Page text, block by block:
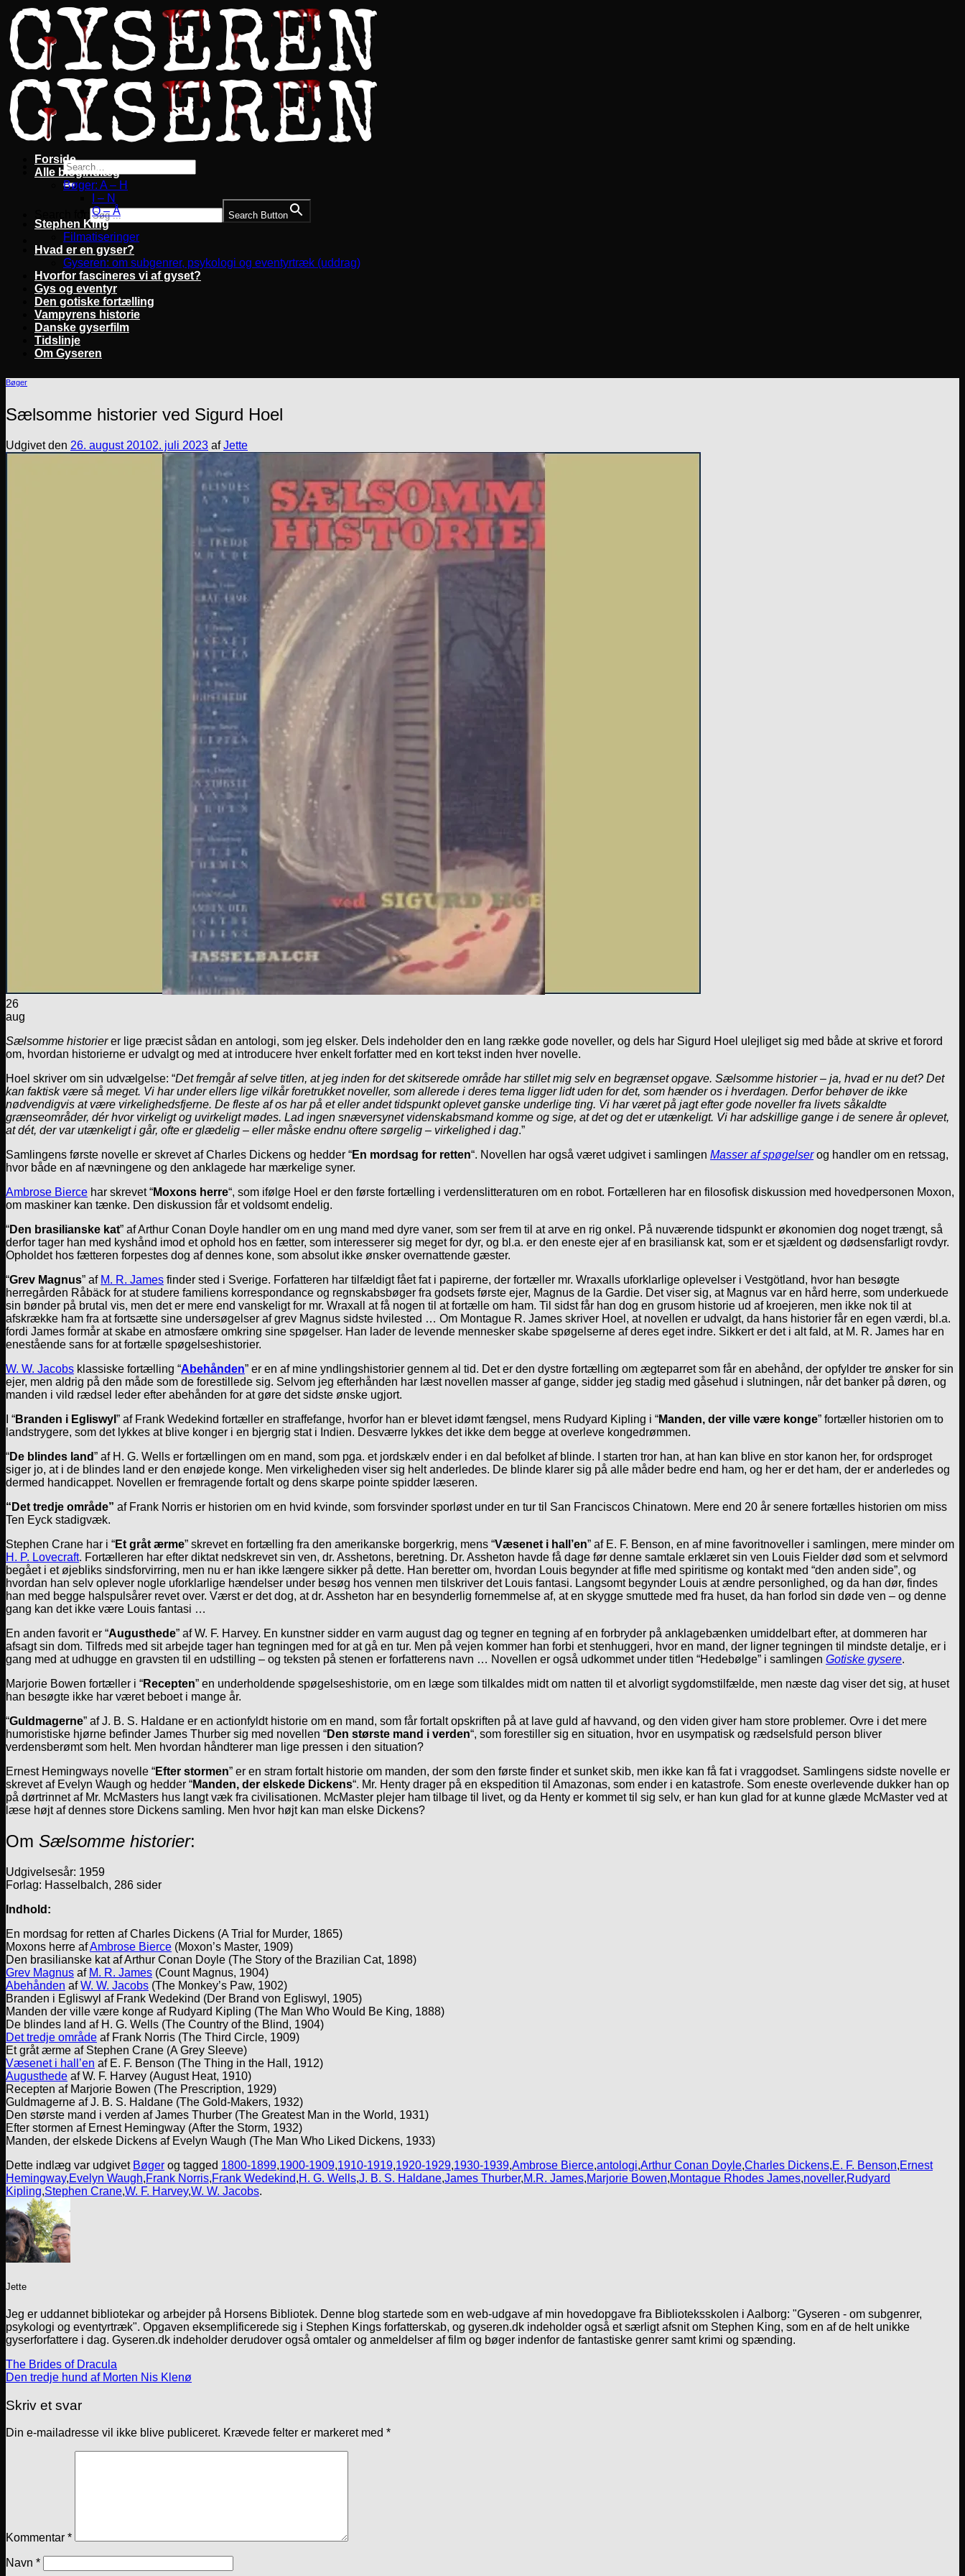
Fortsæt
til
indhold
Search Button
Forside
Alle blogindlæg
Bøger: A – H
I – N
O – Å
Stephen King
Filmatiseringer
Hvad er en gyser?
Gyseren: om subgenrer, psykologi og eventyrtræk (uddrag)
Hvorfor fascineres vi af gyset?
Gys og eventyr
Den gotiske fortælling
Vampyrens historie
Danske gyserfilm
Tidslinje
Om Gyseren
Bøger
Sælsomme historier ved Sigurd Hoel
Udgivet den 26. august 20102. juli 2023 afJette
26
aug
Sælsomme historierer lige præcist sådan en antologi, som jeg elsker. Dels indeholder den en lang række gode noveller, og dels har Sigurd Hoel ulejliget sig med både at skrive et forord
om, hvordan historierne er udvalgt og med at introducere hver enkelt forfatter med en kort tekst inden hver novelle.
Hoel skriver om sin udvælgelse: “Det fremgår af selve titlen, at jeg inden for det skitserede område har stillet mig selv en begrænset opgave. Sælsomme historier – ja, hvad er nu det? Det
kan faktisk være så meget. Vi har under ellers lige vilkår foretrukket noveller, som allerede i deres tema ligger lidt uden for det, som hænder os i hverdagen. Derfor behøver de ikke
nødvendigvis at være virkelighedsfjerne. De fleste af os har på et eller andet tidspunkt oplevet ganske underlige ting. Vi har været på jagt efter gode noveller fra livets såkaldte
grænseområder, dér hvor virkeligt og uvirkeligt mødes. Lad ingen snæversynet videnskabsmand komme og sige, at det og det er utænkeligt. Vi har adskillige gange i de senere år oplevet,
at dét, der var utænkeligt i går, ofte er glædelig – eller måske endnu oftere sørgelig – virkelighed i dag.”
Samlingens første novelle er skrevet af Charles Dickens og hedder “En mordsag for retten“. Novellen har også været udgivet i samlingen Masser af spøgelserog handler om en retssag,
hvor både en af nævningene og den anklagede har mærkelige syner.
Ambrose Bierce har skrevet “Moxons herre“, som ifølge Hoel er den første fortælling i verdenslitteraturen om en robot. Fortælleren har en filosofisk diskussion med hovedpersonen Moxon,
om maskiner kan tænke. Den diskussion får et voldsomt endelig.
“Den brasilianske kat” af Arthur Conan Doyle handler om en ung mand med dyre vaner, som ser frem til at arve en rig onkel. På nuværende tidspunkt er økonomien dog noget trængt, så
derfor tager han med kyshånd imod et ophold hos en fætter, som interesserer sig meget for dyr, og bl.a. er den eneste ejer af en brasiliansk kat, som er et sjældent og dødsensfarligt rovdyr.
Opholdet hos fætteren forpestes dog af dennes kone, som absolut ikke ønsker overnattende gæster.
“Grev Magnus” af M. R. James finder sted i Sverige. Forfatteren har tilfældigt fået fat i papirerne, der fortæller mr. Wraxalls uforklarlige oplevelser i Vestgötland, hvor han besøgte
herregården Råbäck for at studere familiens korrespondance og regnskabsbøger fra godsets første ejer, Magnus de la Gardie. Det viser sig, at Magnus var en hård herre, som underkuede
sin bønder på brutal vis, men det er mere end vanskeligt for mr. Wraxall at få nogen til at fortælle om ham. Til sidst får han dog en grusom historie ud af kroejeren, men ikke nok til at
afskrække ham fra at fortsætte sine undersøgelser af grev Magnus sidste hvilested … Om Montague R. James skriver Hoel, at novellen er udvalgt, da hans historier får en egen værdi, bl.a.
fordi James formår at skabe en atmosfære omkring sine spøgelser. Han lader de levende mennesker skabe spøgelserne af deres eget indre. Sikkert er det i alt fald, at M. R. James har en
enestående sans for at fortælle spøgelseshistorier.
W. W. Jacobs klassiske fortælling “Abehånden” er en af mine yndlingshistorier gennem al tid. Det er den dystre fortælling om ægteparret som får en abehånd, der opfylder tre ønsker for sin
ejer, men aldrig på den måde som de forestillede sig. Selvom jeg efterhånden har læst novellen masser af gange, sidder jeg stadig med gåsehud i slutningen, når det banker på døren, og
manden i vild rædsel leder efter abehånden for at gøre det sidste ønske ugjort.
I “Branden i Egliswyl ” af Frank Wedekind fortæller en straffefange, hvorfor han er blevet idømt fængsel, mens Rudyard Kipling i “Manden, der ville være konge” fortæller historien om to
landstrygere, som det lykkes at blive konger i en bjergrig stat i Indien. Desværre lykkes det ikke dem begge at overleve kongedrømmen.
“De blindes land” af H. G. Wells er fortællingen om en mand, som pga. et jordskælv ender i en dal befolket af blinde. I starten tror han, at han kan blive en stor kanon her, for ordsproget
siger jo, at i de blindes land er den enøjede konge. Men virkeligheden viser sig helt anderledes. De blinde klarer sig på alle måder bedre end ham, og her er det ham, der er anderledes og
dermed handicappet. Novellen er fremragende fortalt og dens skarpe pointe spidder læseren.
“Det tredje område” af Frank Norris er historien om en hvid kvinde, som forsvinder sporløst under en tur til San Franciscos Chinatown. Mere end 20 år senere fortælles historien om miss
Ten Eyck stadigvæk.
Stephen Crane har i “Et gråt ærme” skrevet en fortælling fra den amerikanske borgerkrig, mens “Væsenet i hall’en” af E. F. Benson, en af mine favoritnoveller i samlingen, mere minder om
H. P. Lovecraft. Fortælleren har efter diktat nedskrevet sin ven, dr. Asshetons, beretning. Dr. Assheton havde få dage før denne samtale erklæret sin ven Louis Fielder død som et selvmord
begået i et øjebliks sindsforvirring, men nu er han ikke længere sikker på dette. Han beretter om, hvordan Louis begynder at fifle med spiritisme og kontakt med “den anden side”, og
hvordan han selv oplever nogle uforklarlige hændelser under besøg hos vennen men tilskriver det Louis fantasi. Langsomt begynder Louis at ændre personlighed, og da han dør, findes
han med begge halspulsårer revet over. Værst er det dog, at dr. Assheton har en besynderlig fornemmelse af, at en skygge smuttede med fra huset, da han forlod sin døde ven – og denne
gang kan det ikke være Louis fantasi …
En anden favorit er “Augusthede” af W. F. Harvey. En kunstner sidder en varm august dag og tegner en tegning af en forbryder på anklagebænken umiddelbart efter, at dommeren har
afsagt sin dom. Tilfreds med sit arbejde tager han tegningen med for at gå en tur. Men på vejen kommer han forbi et stenhuggeri, hvor en mand, der ligner tegningen til mindste detalje, er i
gang med at udhugge en gravsten til en udstilling – og teksten på stenen er forfatterens navn … Novellen er også udkommet under titlen “Hedebølge” i samlingen Gotiske gysere.
Marjorie Bowen fortæller i “Recepten” en underholdende spøgelseshistorie, om en læge som tilkaldes midt om natten til et alvorligt sygdomstilfælde, men næste dag viser det sig, at huset
han besøgte ikke har været beboet i mange år.
“Guldmagerne” af J. B. S. Haldane er en actionfyldt historie om en mand, som får fortalt opskriften på at lave guld af havvand, og den viden giver ham store problemer. Ovre i det mere
humoristiske hjørne befinder James Thurber sig med novellen “Den største mand i verden“, som forestiller sig en situation, hvor en usympatisk og rædselsfuld person bliver
verdensberømt som helt. Men hvordan håndterer man lige pressen i den situation?
Ernest Hemingways novelle “Efter stormen” er en stram fortalt historie om manden, der som den første finder et sunket skib, men ikke kan få fat i vraggodset. Samlingens sidste novelle er
skrevet af Evelyn Waugh og hedder “Manden, der elskede Dickens“. Mr. Henty drager på en ekspedition til Amazonas, som ender i en katastrofe. Som eneste overlevende dukker han op
på dørtrinnet af Mr. McMasters hus langt væk fra civilisationen. McMaster plejer ham tilbage til livet, og da Henty er kommet til sig selv, er han kun glad for at kunne glæde McMaster ved at
læse højt af dennes store Dickens samling. Men hvor højt kan man elske Dickens?
Om Sælsomme historier:
Udgivelsesår: 1959
Forlag: Hasselbalch, 286 sider
Indhold:
En mordsag for retten af Charles Dickens (A Trial for Murder, 1865)
Moxons herre afAmbrose Bierce (Moxon’s Master, 1909)
Den brasilianske kat af Arthur Conan Doyle (The Story of the Brazilian Cat, 1898)
Grev Magnus af M. R. James (Count Magnus, 1904)
Abehånden afW. W. Jacobs (The Monkey’s Paw, 1902)
Branden i Egliswyl af Frank Wedekind (Der Brand von Egliswyl, 1905)
Manden der ville være konge af Rudyard Kipling (The Man Who Would Be King, 1888)
De blindes land af H. G. Wells (The Country of the Blind, 1904)
Det tredje område af Frank Norris (The Third Circle, 1909)
Et gråt ærme af Stephen Crane (A Grey Sleeve)
Væsenet i hall’en af E. F. Benson (The Thing in the Hall, 1912)
Augusthede af W. F. Harvey (August Heat, 1910)
Recepten af Marjorie Bowen (The Prescription, 1929)
Guldmagerne af J. B. S. Haldane (The Gold-Makers, 1932)
Den største mand i verden af James Thurber (The Greatest Man in the World, 1931)
Efter stormen af Ernest Hemingway (After the Storm, 1932)
Manden, der elskede Dickens af Evelyn Waugh (The Man Who Liked Dickens, 1933)
Dette indlæg var udgivet Bøger og tagged 1800-1899,1900-1909,1910-1919,1920-1929,1930-1939,Ambrose Bierce,antologi,Arthur Conan Doyle,Charles Dickens,E. F. Benson,Ernest
Hemingway,Evelyn Waugh,Frank Norris,Frank Wedekind,H. G. Wells,J. B. S. Haldane,James Thurber,M.R. James,Marjorie Bowen,Montague Rhodes James,noveller,Rudyard
Kipling,Stephen Crane,W. F. Harvey,W. W. Jacobs.
Jette
Jeg er uddannet bibliotekar og arbejder på Horsens Bibliotek. Denne blog startede som en web-udgave af min hovedopgave fra Biblioteksskolen i Aalborg: "Gyseren - om subgenrer,
psykologi og eventyrtræk". Opgaven eksemplificerede sig i Stephen Kings forfatterskab, og gyseren.dk indeholder også et særligt afsnit om Stephen King, som en af de helt unikke
gyserforfattere i dag. Gyseren.dk indeholder derudover også omtaler og anmeldelser af film og bøger indenfor de fantastiske genrer samt krimi og spænding.
The Brides of Dracula
Den tredje hund af Morten Nis Klenø
Skriv et svar
Din e-mailadresse vil ikke blive publiceret. Krævede felter er markeret med *
Kommentar *
Navn *